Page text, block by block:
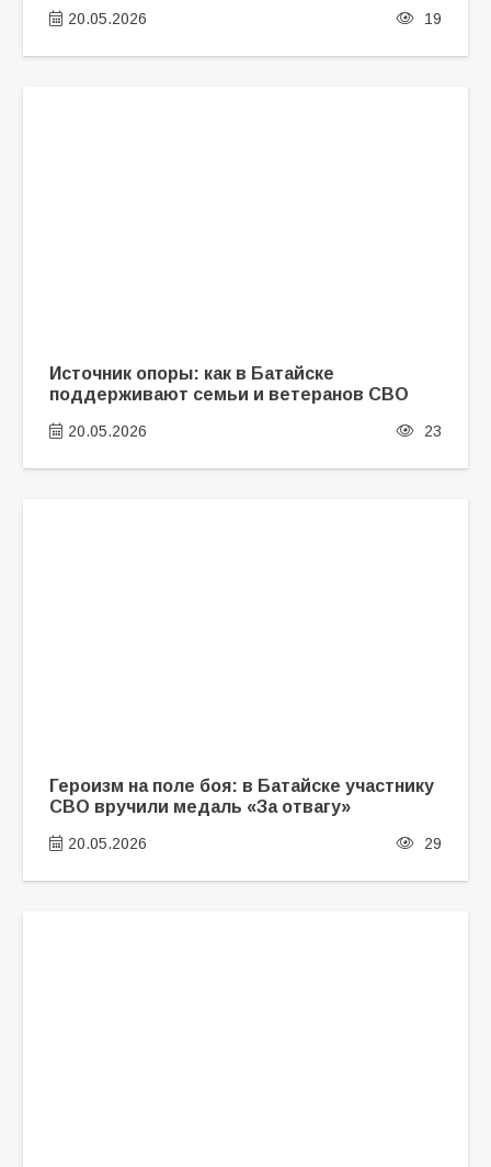
20.05.2026 19
Источник опоры: как в Батайске
поддерживают семьи и ветеранов СВО
20.05.2026 23
Героизм на поле боя: в Батайске участнику
СВО вручили медаль «За отвагу»
20.05.2026 29